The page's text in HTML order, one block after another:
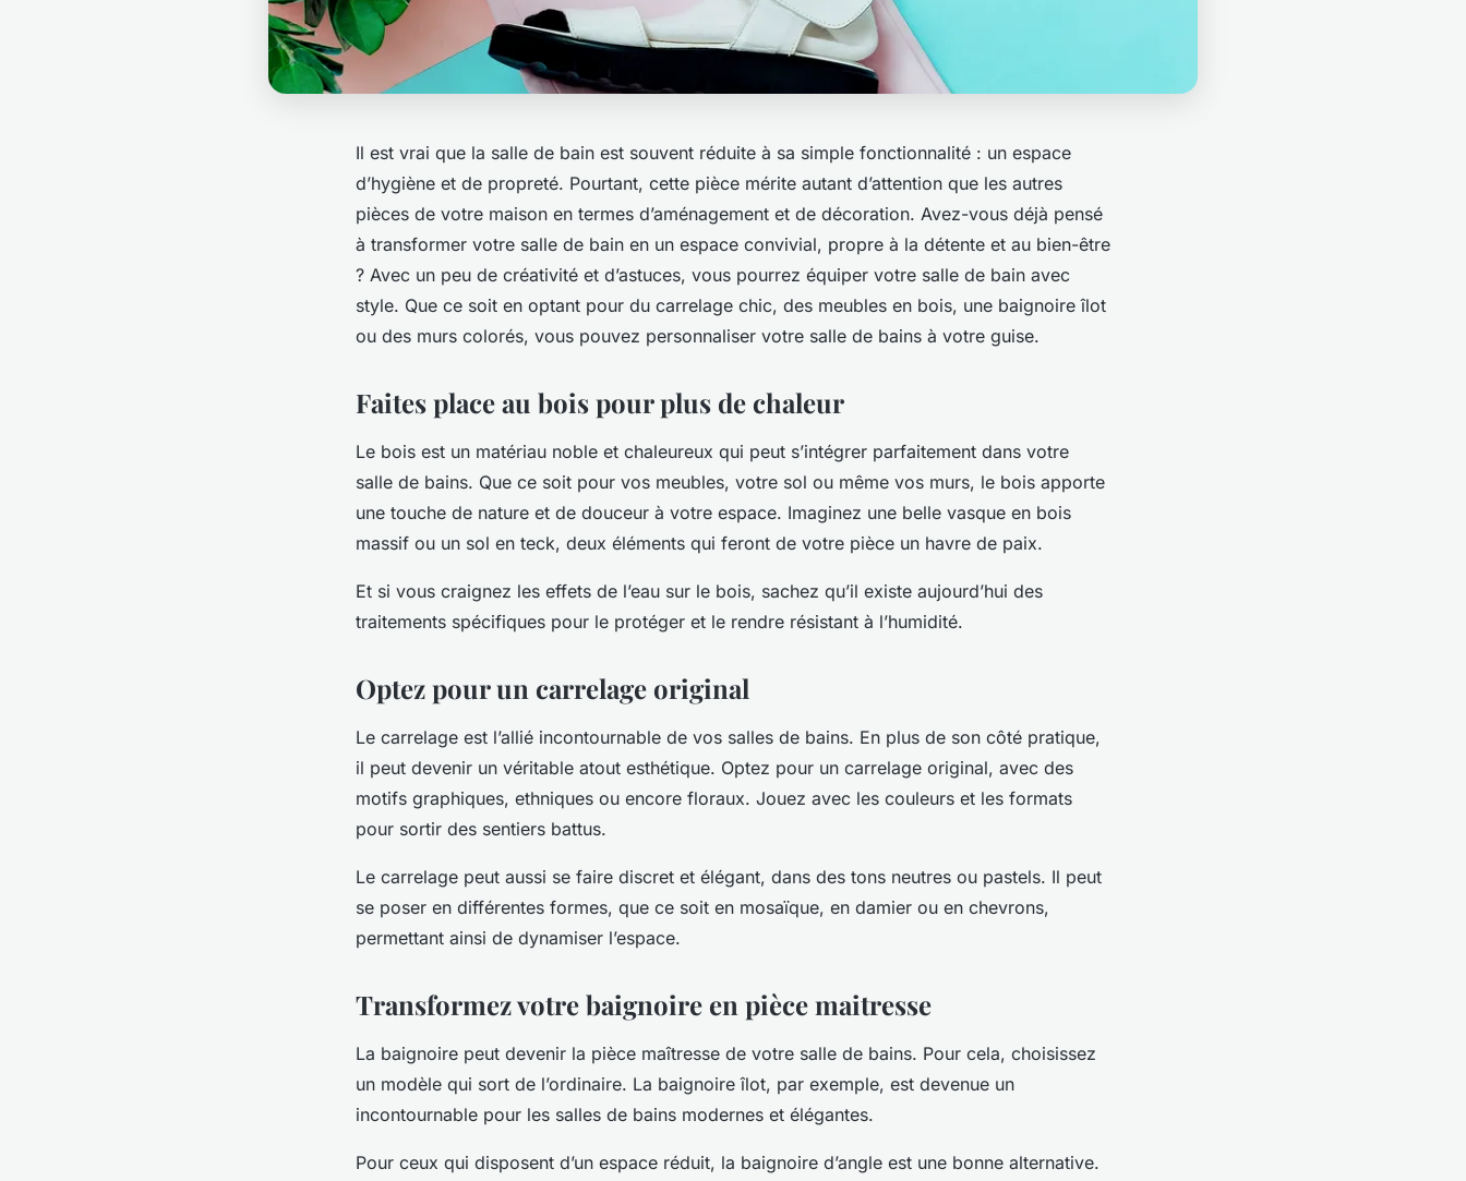
Il est vrai que la salle de bain est souvent réduite à sa simple fonctionnalité : un espace
d’hygiène et de propreté. Pourtant, cette pièce mérite autant d’attention que les autres
pièces de votre maison en termes d’aménagement et de décoration. Avez-vous déjà pensé
à transformer votre salle de bain en un espace convivial, propre à la détente et au bien-être
? Avec un peu de créativité et d’astuces, vous pourrez équiper votre salle de bain avec
style. Que ce soit en optant pour du carrelage chic, des meubles en bois, une baignoire îlot
ou des murs colorés, vous pouvez personnaliser votre salle de bains à votre guise.
Faites place au bois pour plus de chaleur
Le bois est un matériau noble et chaleureux qui peut s’intégrer parfaitement dans votre
salle de bains. Que ce soit pour vos meubles, votre sol ou même vos murs, le bois apporte
une touche de nature et de douceur à votre espace. Imaginez une belle vasque en bois
massif ou un sol en teck, deux éléments qui feront de votre pièce un havre de paix.
Et si vous craignez les effets de l’eau sur le bois, sachez qu’il existe aujourd’hui des
traitements spécifiques pour le protéger et le rendre résistant à l’humidité.
Optez pour un carrelage original
Le carrelage est l’allié incontournable de vos salles de bains. En plus de son côté pratique,
il peut devenir un véritable atout esthétique. Optez pour un carrelage original, avec des
motifs graphiques, ethniques ou encore floraux. Jouez avec les couleurs et les formats
pour sortir des sentiers battus.
Le carrelage peut aussi se faire discret et élégant, dans des tons neutres ou pastels. Il peut
se poser en différentes formes, que ce soit en mosaïque, en damier ou en chevrons,
permettant ainsi de dynamiser l’espace.
Transformez votre baignoire en pièce maitresse
La baignoire peut devenir la pièce maîtresse de votre salle de bains. Pour cela, choisissez
un modèle qui sort de l’ordinaire. La baignoire îlot, par exemple, est devenue un
incontournable pour les salles de bains modernes et élégantes.
Pour ceux qui disposent d’un espace réduit, la baignoire d’angle est une bonne alternative.